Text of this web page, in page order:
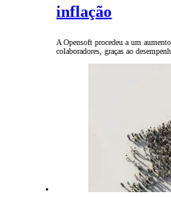
inflação
A Opensoft procedeu a um
colaboradores, graças ao